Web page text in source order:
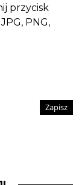
przycisk
PNG,
Zapisz